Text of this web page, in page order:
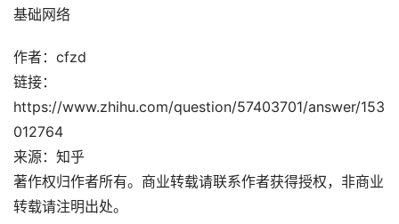
基础网络
作者：cfzd
链接：
https://www.zhihu.com/question/57403701/answer/153
012764
来源：知乎
著作权归作者所有。商业转载请联系作者获得授权，非商业
转载请注明出处。